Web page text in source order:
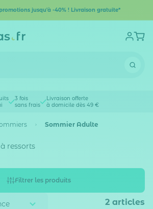
jusqu'à -40% ! Livraison gratuite*
3 fois
sans frais
Livraison offerte
à domicile dès 49 €
Sommier Adulte
ressorts
Filtrer les produits
2 articles